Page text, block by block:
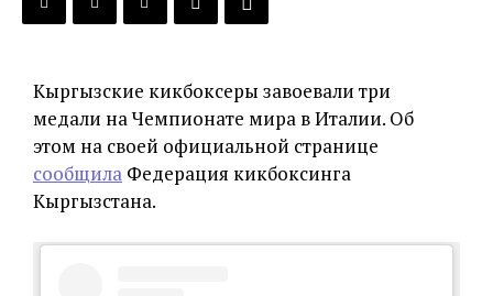
Кыргызстана
Кыргызские кикбоксеры завоевали три
медали на Чемпионате мира в Италии. Об
этом на своей официальной странице
сообщила Федерация кикбоксинга
Кыргызстана.